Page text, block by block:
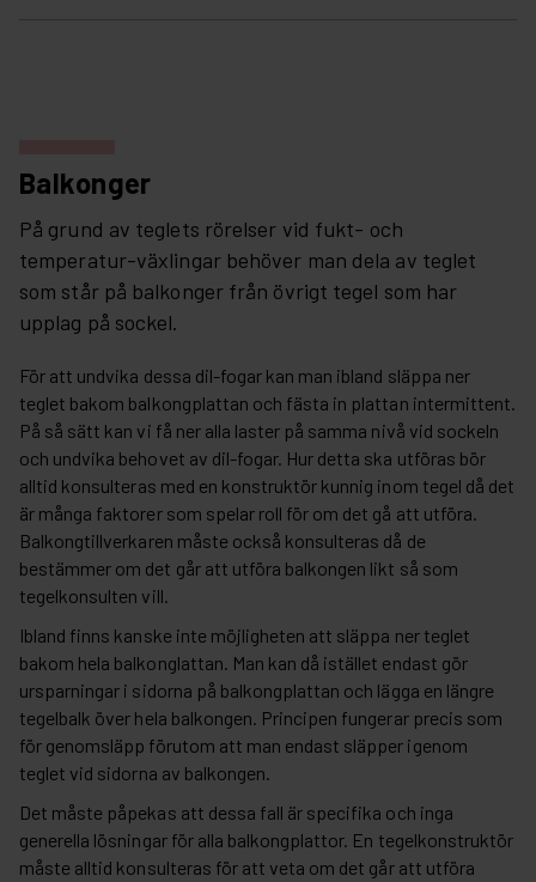
Balkonger
På grund av teglets rörelser vid fukt- och
temperatur-växlingar behöver man dela av teglet
som står på balkonger från övrigt tegel som har
upplag på sockel.
För att undvika dessa dil-fogar kan man ibland släppa ner
teglet bakom balkongplattan och fästa in plattan intermittent.
På så sätt kan vi få ner alla laster på samma nivå vid sockeln
och undvika behovet av dil-fogar. Hur detta ska utföras bör
alltid konsulteras med en konstruktör kunnig inom tegel då det
är många faktorer som spelar roll för om det gå att utföra.
Balkongtillverkaren måste också konsulteras då de
bestämmer om det går att utföra balkongen likt så som
tegelkonsulten vill.
Ibland finns kanske inte möjligheten att släppa ner teglet
bakom hela balkonglattan. Man kan då istället endast gör
ursparningar i sidorna på balkongplattan och lägga en längre
tegelbalk över hela balkongen. Principen fungerar precis som
för genomsläpp förutom att man endast släpper igenom
teglet vid sidorna av balkongen.
Det måste påpekas att dessa fall är specifika och inga
generella lösningar för alla balkongplattor. En tegelkonstruktör
måste alltid konsulteras för att veta om det går att utföra